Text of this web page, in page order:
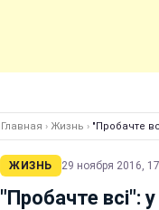
Главная › Жизнь › "Пробачте
ЖИЗНЬ 29 ноября 2016,
"Пробачте всі":